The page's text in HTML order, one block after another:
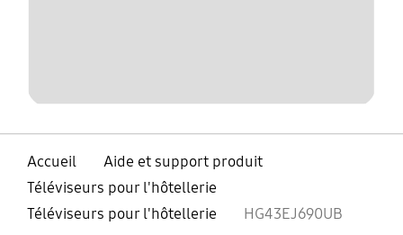
Accueil
Aide et support produit
Téléviseurs pour l'hôtellerie
Téléviseurs pour l'hôtellerie
HG43EJ690UB